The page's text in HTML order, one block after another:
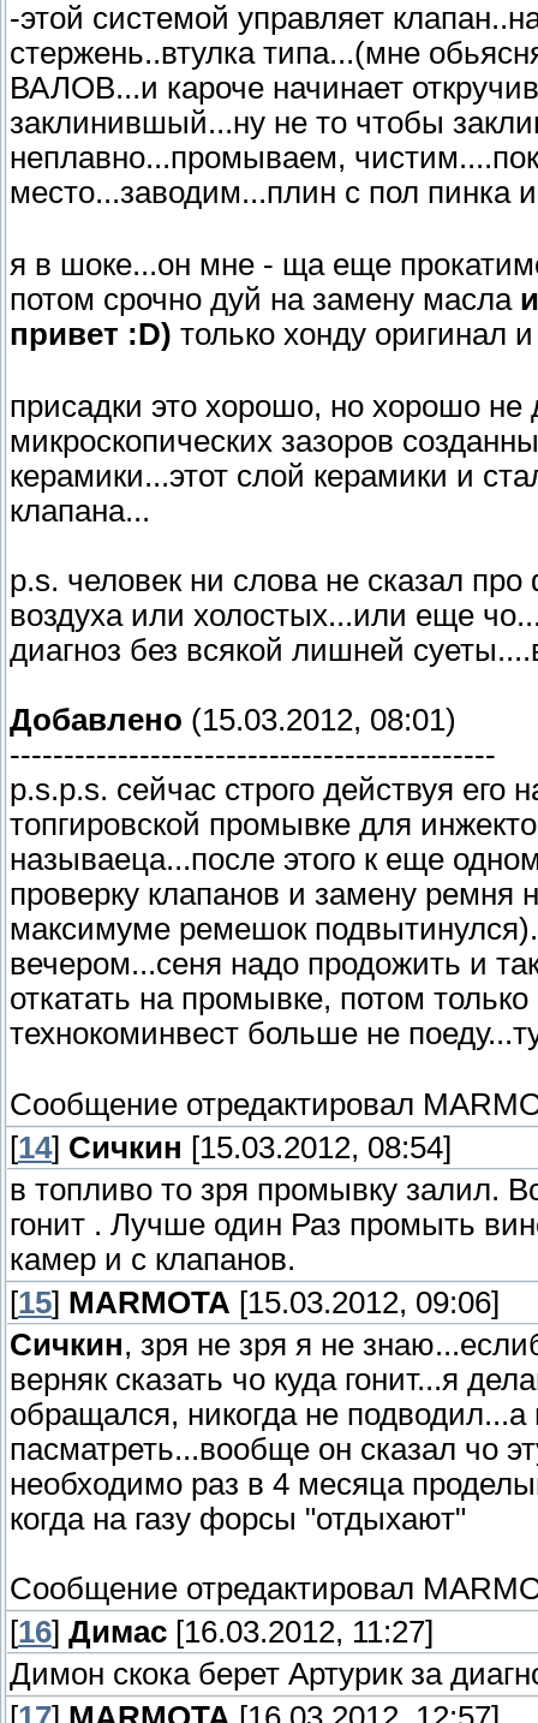
-этой системой управляет
стержень..втулка типа...(мне
ВАЛОВ...и кароче начинает
заклинившый...ну не то чтобы
неплавно...промываем,
место...заводим...плин с пол пинка
я в шоке...он мне - ща еще
потом срочно дуй на замену масла
привет :D) только хонду оригинал
присадки это хорошо, но хорошо не
микроскопических зазоров
керамики...этот слой керамики и
клапана...
p.s. человек ни слова не сказал
воздуха или холостых...или еще
диагноз без всякой лишней
Добавлено (15.03.2012, 08:01)
---------------------------------------------
p.s.p.s. сейчас строго действуя
топгировской промывке для
называеца...после этого к еще
проверку клапанов и замену ремня
максимуме ремешок
вечером...сеня надо продожить и
откатать на промывке, потом
технокоминвест больше не
Сообщение отредактировал
[14] Сичкин [15.03.2012, 08:54]
в топливо то зря промывку залил.
гонит . Лучше один Раз промыть
камер и с клапанов.
[15] MARMOTA [15.03.2012, 09:06]
Сичкин, зря не зря я не
верняк сказать чо куда гонит...я
обращался, никогда не
пасматреть...вообще он сказал чо
необходимо раз в 4 месяца
когда на газу форсы "отдыхают"
Сообщение отредактировал
[16] Димас [16.03.2012, 11:27]
Димон скока берет Артурик за